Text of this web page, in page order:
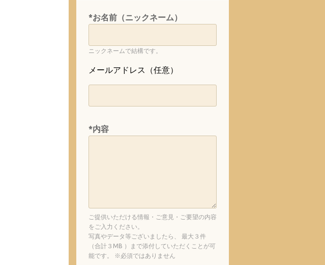
*お名前（ニックネーム）
ニックネームで結構です。
メールアドレス（任意）
*内容
ご提供いただける情報・ご意見・ご要望の内容
をご入力ください。
写真やデータ等ございましたら、 最大３件
（合計３MB ）まで添付していただくことが可
能です。 ※必須ではありません